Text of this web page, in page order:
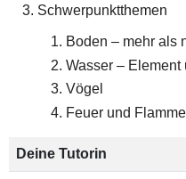
Schwerpunktthemen
Boden – mehr als
Wasser – Element
Vögel
Feuer und Flamme
Deine Tutorin